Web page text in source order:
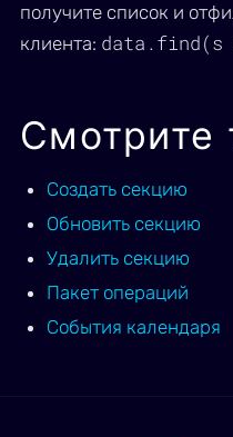
получите список и
клиента: data.find(s
Смотрите
Создать секцию
Обновить секцию
Удалить секцию
Пакет операций
События календаря